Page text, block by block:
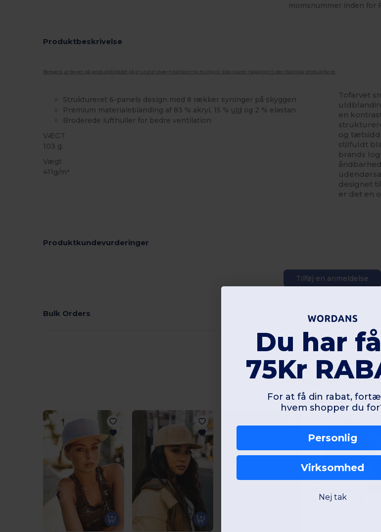
momsnummer inden for
Produktbeskrivelse
Bemærk, at farven på produktbilledet på grund af skærmkalibrering muligvis ikke svarer nøjagtigt til den faktiske produktfarve.
Struktureret 6-panels design med 8 rækker syninger på skyggen
Premium materialeblanding af 83 % akryl, 15 % uld og 2 % elastan
Broderede lufthuller for bedre ventilation
VÆGT
103 g.
Vægt
411g/m²
Tofarvet
en
og
stilfuldt
brands
designet
er det en
Produktkundevurderinger
Tilføj en anmeldelse
Bulk Orders
Interessante
Flexfit F110RS
Du har
75Kr
For at få din rabat,
hvem shopper du
Personlig
Virksomhed
Nej tak